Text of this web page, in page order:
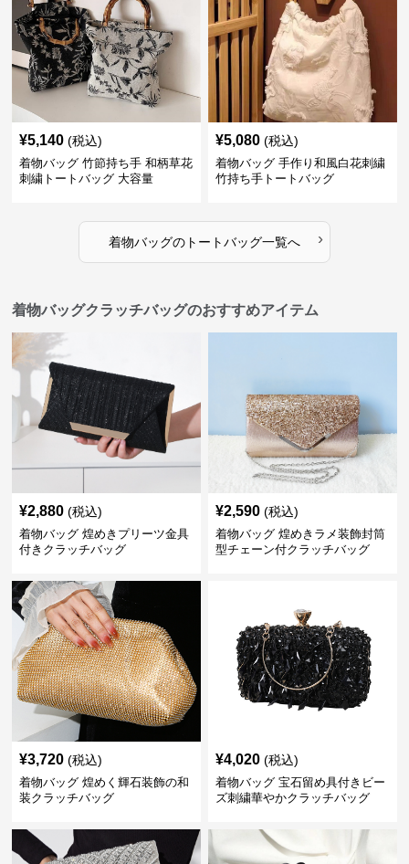
¥5,140 (税込)
着物バッグ 竹節持ち手 和柄草花
刺繍トートバッグ 大容量
¥5,080 (税込)
着物バッグ 手作り和風白花刺繍
竹持ち手トートバッグ
着物バッグのトートバッグ一覧へ ›
着物バッグクラッチバッグのおすすめアイテム
¥2,880 (税込)
着物バッグ 煌めきプリーツ金具
付きクラッチバッグ
¥2,590 (税込)
着物バッグ 煌めきラメ装飾封筒
型チェーン付クラッチバッグ
¥3,720 (税込)
着物バッグ 煌めく輝石装飾の和
装クラッチバッグ
¥4,020 (税込)
着物バッグ 宝石留め具付きビー
ズ刺繍華やかクラッチバッグ